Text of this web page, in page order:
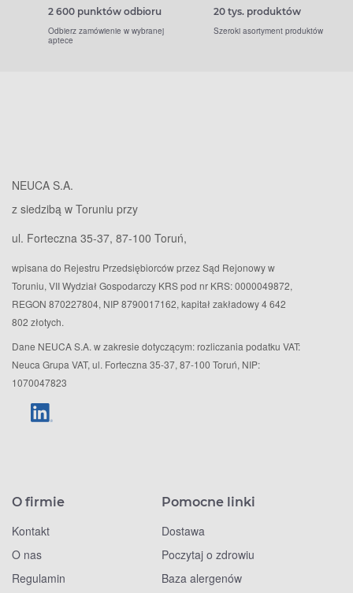
2 600 punktów odbioru
Odbierz zamówienie w wybranej
aptece
20 tys. produktów
Szeroki asortyment produktów
NEUCA S.A.
z siedzibą w Toruniu przy
ul. Forteczna 35-37, 87-100 Toruń,
wpisana do Rejestru Przedsiębiorców przez Sąd Rejonowy w
Toruniu, VII Wydział Gospodarczy KRS pod nr KRS: 0000049872,
REGON 870227804, NIP 8790017162, kapitał zakładowy 4 642
802 złotych.
Dane NEUCA S.A. w zakresie dotyczącym: rozliczania podatku VAT:
Neuca Grupa VAT, ul. Forteczna 35-37, 87-100 Toruń, NIP:
1070047823
O firmie
Kontakt
O nas
Regulamin
Pomocne linki
Dostawa
Poczytaj o zdrowiu
Baza alergenów